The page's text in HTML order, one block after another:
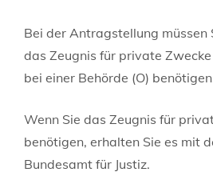
Bei der Antragstellung müssen
das Zeugnis für private
bei einer Behörde (O)
Wenn Sie das Zeugnis für
benötigen, erhalten Sie es mit
Bundesamt für Justiz.